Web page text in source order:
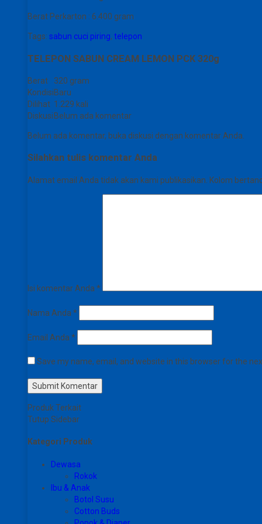
Berat Perkarton : 6.400 gram
Tags: sabun cuci piring, telepon
TELEPON SABUN CREAM LEMON PCK 320g
Berat
320 gram
KondisiBaru
Dilihat 1.229 kali
Diskusi Belum ada komentar
Belum ada komentar, buka diskusi dengan komentar Anda.
Silahkan tulis komentar Anda
Alamat email Anda tidak akan kami publikasikan. Kolom
Isi komentar Anda *
Nama Anda *
Email Anda *
Save my name, email, and website in this browser for the
Produk Terkait
Tutup Sidebar
Kategori Produk
Dewasa
Rokok
Ibu & Anak
Botol Susu
Cotton Buds